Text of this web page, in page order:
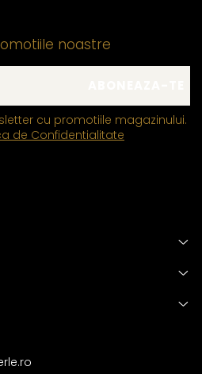
noastre
cu promotiile magazinului.
de Confidentialitate